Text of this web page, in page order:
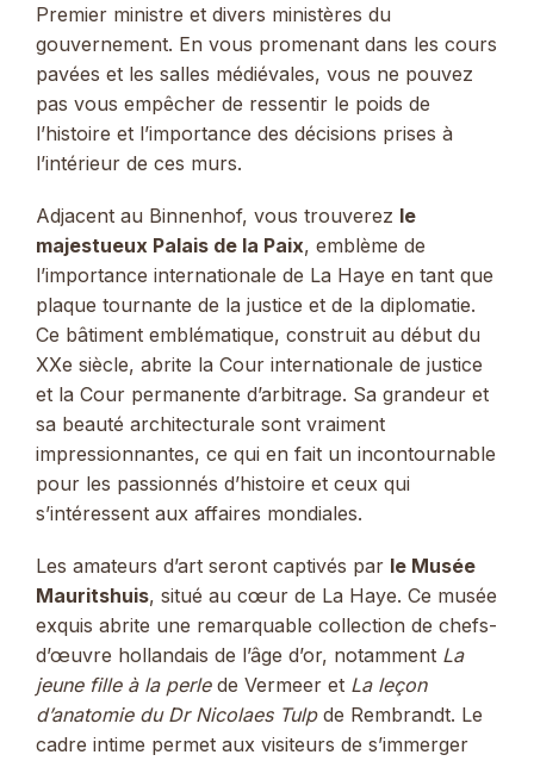
Premier ministre et divers ministères du
gouvernement. En vous promenant dans les cours
pavées et les salles médiévales, vous ne pouvez
pas vous empêcher de ressentir le poids de
l’histoire et l’importance des décisions prises à
l’intérieur de ces murs.
Adjacent au Binnenhof, vous trouverez le
majestueux Palais de la Paix, emblème de
l’importance internationale de La Haye en tant que
plaque tournante de la justice et de la diplomatie.
Ce bâtiment emblématique, construit au début du
XXe siècle, abrite la Cour internationale de justice
et la Cour permanente d’arbitrage. Sa grandeur et
sa beauté architecturale sont vraiment
impressionnantes, ce qui en fait un incontournable
pour les passionnés d’histoire et ceux qui
s’intéressent aux affaires mondiales.
Les amateurs d’art seront captivés par le Musée
Mauritshuis, situé au cœur de La Haye. Ce musée
exquis abrite une remarquable collection de chefs-
d’œuvre hollandais de l’âge d’or, notamment La
jeune fille à la perlede Vermeer et La leçon
d’anatomie du Dr Nicolaes Tulpde Rembrandt. Le
cadre intime permet aux visiteurs de s’immerger